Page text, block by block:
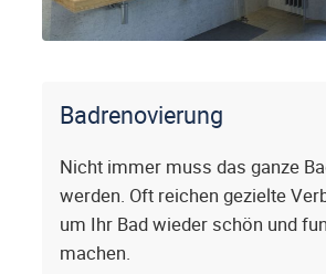
Badrenovierung
Nicht immer muss das ganze
werden. Oft reichen gezielte
um Ihr Bad wieder schön und
machen.